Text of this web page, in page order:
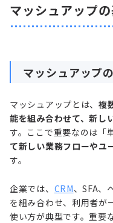
マッシュアップ
マッシュアップ
マッシュアップとは、 複
能を組み合わせて、新し
す。ここで重要なのは「
て新しい業務フローやユ
す。
企業では、 CRM、SFA、
を組み合わせ、利用者が
使い方が典型です。重要